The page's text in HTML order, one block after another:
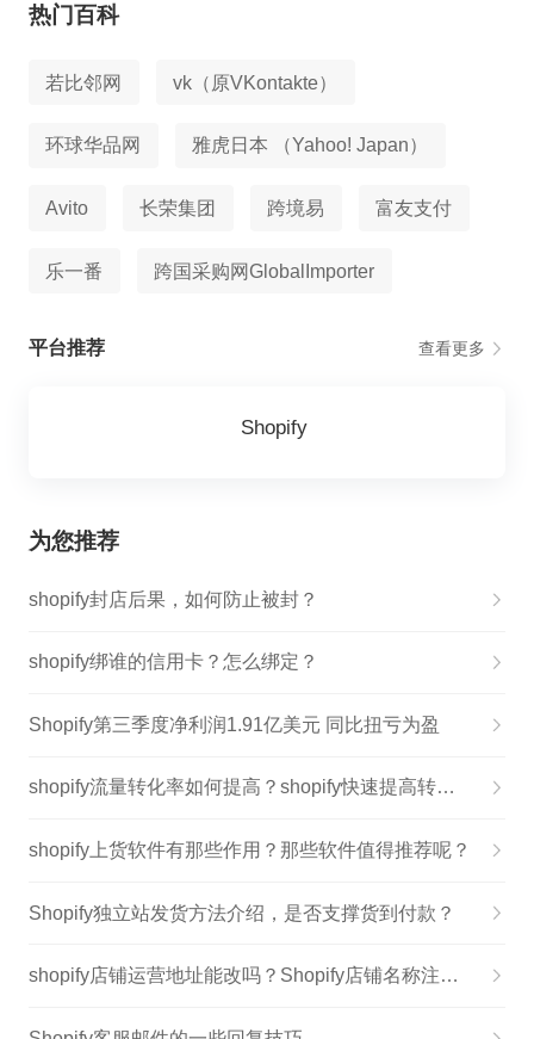
热门百科
若比邻网 vk（原VKontakte）
环球华品网 雅虎日本 （Yahoo! Japan）
Avito 长荣集团 跨境易 富友支付
乐一番 跨国采购网GlobalImporter
平台推荐 查看更多
Shopify
为您推荐
shopify封店后果，如何防止被封？
shopify绑谁的信用卡？怎么绑定？
Shopify第三季度净利润1.91亿美元 同比扭亏为盈
shopify流量转化率如何提高？shopify快速提高转化率方法
shopify上货软件有那些作用？那些软件值得推荐呢？
Shopify独立站发货方法介绍，是否支撑货到付款？
shopify店铺运营地址能改吗？Shopify店铺名称注意事项